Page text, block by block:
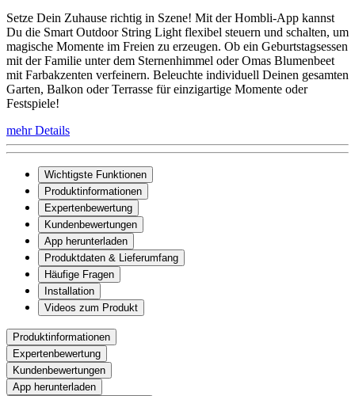
Setze Dein Zuhause richtig in Szene! Mit der Hombli-App kannst
Du die Smart Outdoor String Light flexibel steuern und schalten, um
magische Momente im Freien zu erzeugen. Ob ein Geburtstagsessen
mit der Familie unter dem Sternenhimmel oder Omas Blumenbeet
mit Farbakzenten verfeinern. Beleuchte individuell Deinen gesamten
Garten, Balkon oder Terrasse für einzigartige Momente oder
Festspiele!
mehr Details
Wichtigste Funktionen
Produktinformationen
Expertenbewertung
Kundenbewertungen
App herunterladen
Produktdaten & Lieferumfang
Häufige Fragen
Installation
Videos zum Produkt
Produktinformationen
Expertenbewertung
Kundenbewertungen
App herunterladen